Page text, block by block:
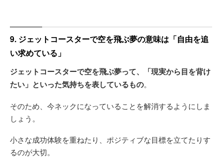
9. ジェットコースターで空を飛ぶ夢の意味は「自由を追
い求めている」
ジェットコースターで空を飛ぶ夢って、「現実から目を背け
たい」といった気持ちを表しているもの。
そのため、今ネックになっていることを解消するようにしま
しょう。
小さな成功体験を重ねたり、ポジティブな目標を立てたりす
るのが大切。